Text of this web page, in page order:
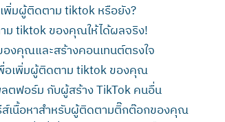
พิ่มผู้ติดตาม tiktok หรือยัง?
ม tiktok ของคุณให้ได้ผลจริง!
งคุณและสร้างคอนเทนต์ตรงใจ
อเพิ่มผู้ติดตาม tiktok ของคุณ
ลตฟอร์ม กับผู้สร้าง TikTok คนอื่น
ส์เนื้อหาสำหรับผู้ติดตามติ๊กต๊อกของคุณ